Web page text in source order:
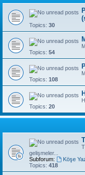
Topics: 30
Topics: 54
Topics: 108
Topics: 20
gelişmeler...
Subforum:
Köşe
Topics: 418